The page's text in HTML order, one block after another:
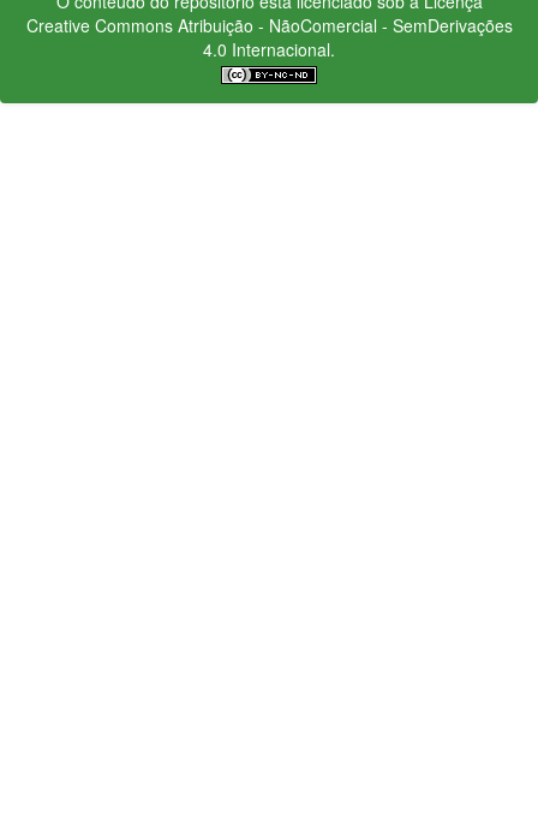
Creative CommonsAtribuição - NãoComercial - SemDerivações
4.0 Internacional.